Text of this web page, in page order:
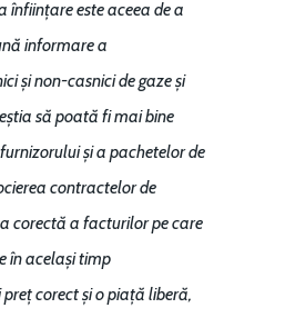
înființare este aceea de a
informare a
și non-casnici de gaze și
să poată fi mai bine
și a pachetelor de
contractelor de
corectă a facturilor pe care
în același timp
corect și o piață liberă,
Martie 2015
pentru o Românie